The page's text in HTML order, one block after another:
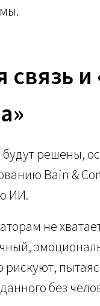
и
решены,
Bain &
ИИ.
не
без